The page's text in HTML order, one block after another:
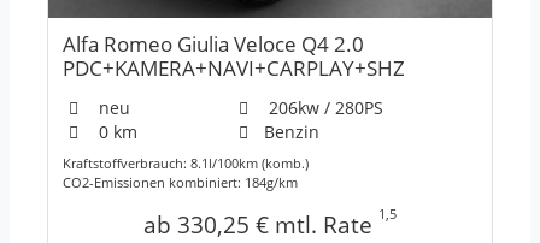
Alfa Romeo Giulia Veloce Q4 2.0
PDC+KAMERA+NAVI+CARPLAY+SHZ
neu
206kw / 280PS
0 km
Benzin
Kraftstoffverbrauch: 8.1l/100km (komb.)
CO2-Emissionen kombiniert: 184g/km
ab 330,25 € mtl. Rate 1,5